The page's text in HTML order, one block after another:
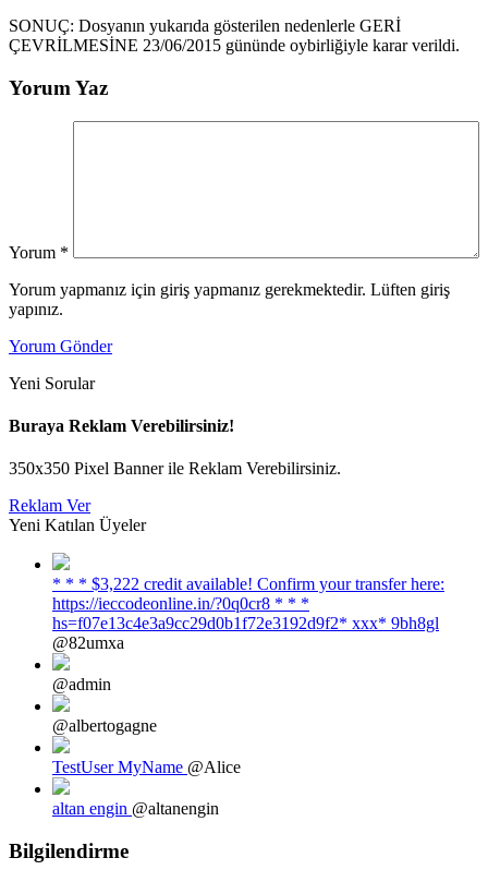
SONUÇ: Dosyanın yukarıda gösterilen nedenlerle GERİ
ÇEVRİLMESİNE 23/06/2015 gününde oybirliğiyle karar verildi.
Yorum Yaz
Yorum *
Yorum yapmanız için giriş yapmanız gerekmektedir. Lüften giriş
yapınız.
Yorum Gönder
Yeni Sorular
Buraya Reklam Verebilirsiniz!
350x350 Pixel Banner ile Reklam Verebilirsiniz.
Reklam Ver
Yeni Katılan Üyeler
* * * $3,222 credit available! Confirm your transfer here:
https://ieccodeonline.in/?0q0cr8 * * *
hs=f07e13c4e3a9cc29d0b1f72e3192d9f2* ххх* 9bh8gl
@82umxa
@admin
@albertogagne
TestUser MyName @Alice
altan engin @altanengin
Bilgilendirme